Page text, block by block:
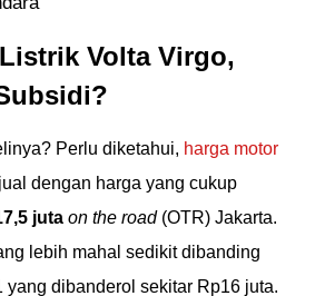
Volta Virgo,
Perlu diketahui, harga motor
dengan harga yang cukup
juta on the road(OTR) Jakarta.
lebih mahal sedikit dibanding
yang dibanderol sekitar Rp16 juta.